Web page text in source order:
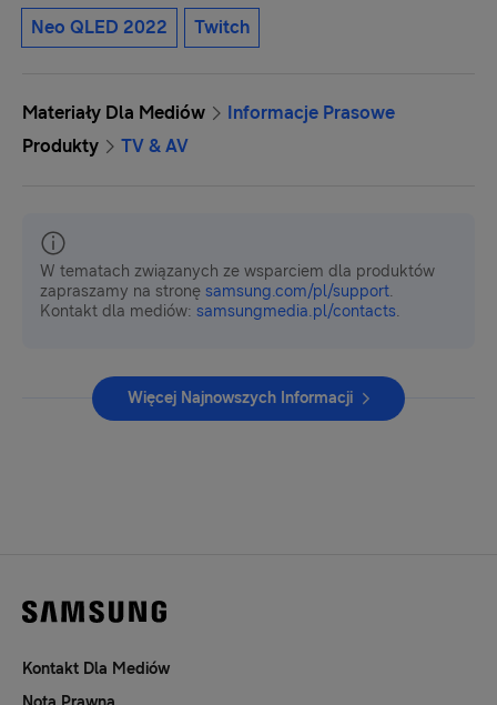
Neo QLED 2022 Twitch
Materiały Dla Mediów
Informacje Prasowe
Produkty
TV & AV
W tematach związanych ze wsparciem dla produktów
zapraszamy na stronę samsung.com/pl/support.
Kontakt dla mediów: samsungmedia.pl/contacts.
Więcej Najnowszych Informacji
Kontakt Dla Mediów